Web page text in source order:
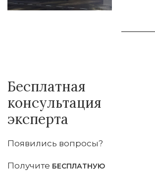
Бесплатная
консультация
эксперта
Появились вопросы?
Получите БЕСПЛАТНУЮ